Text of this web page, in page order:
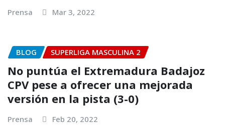
Prensa Mar 3, 2022
BLOG SUPERLIGA MASCULINA 2
No puntúa el Extremadura Badajoz
CPV pese a ofrecer una mejorada
versión en la pista (3-0)
Prensa Feb 20, 2022